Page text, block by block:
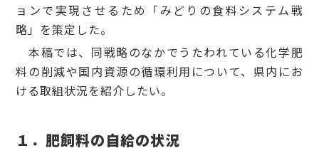
ョンで実現させるため「みどりの食料システム戦
略」を策定した。
本稿では、同戦略のなかでうたわれている化学肥
料の削減や国内資源の循環利用について、県内にお
ける取組状況を紹介したい。
１．肥飼料の自給の状況